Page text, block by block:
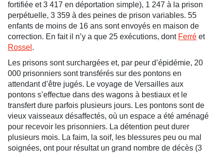
fortifiée et 3 417 en déportation simple), 1 247 à la prison
perpétuelle, 3 359 à des peines de prison variables. 55
enfants de moins de 16 ans sont envoyés en maison de
correction. En fait il n’y a que 25 exécutions, dont Ferré et
Rossel .
Les prisons sont surchargées et, par peur d’épidémie, 20
000 prisonniers sont transférés sur des pontons en
attendant d’être jugés. Le voyage de Versailles aux
pontons s’effectue dans des wagons à bestiaux et le
transfert dure parfois plusieurs jours. Les pontons sont de
vieux vaisseaux désaffectés, où un espace a été aménagé
pour recevoir les prisonniers. La détention peut durer
plusieurs mois. La faim, la soif, les blessures peu ou mal
soignées, ont pour résultat un grand nombre de décès (3